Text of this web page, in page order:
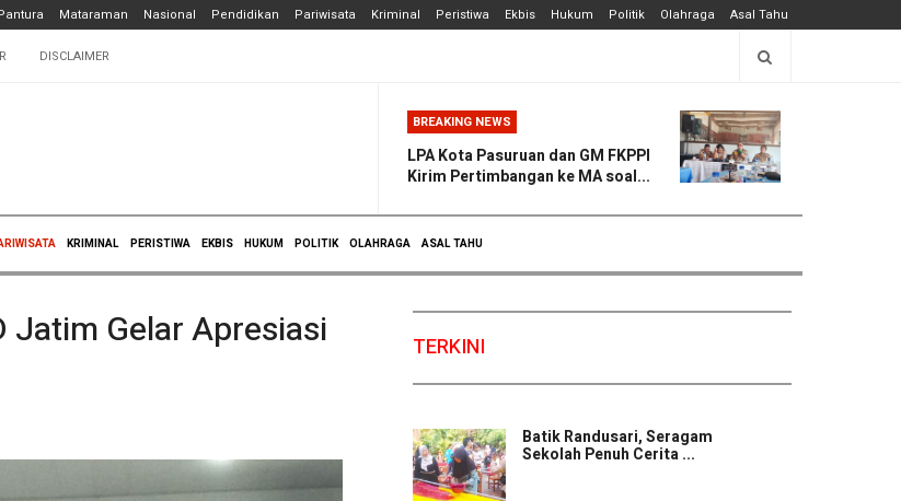
Mataraman Nasional Pendidikan Pariwisata Kriminal Peristiwa Ekbis Hukum Politik Olahraga Asal Tahu
DISCLAIMER
BREAKING NEWS
LPA Kota Pasuruan dan GM FKPPI
Kirim Pertimbangan ke MA soal...
KRIMINAL PERISTIWA EKBIS HUKUM POLITIK OLAHRAGA ASAL TAHU
Jatim Gelar Apresiasi
TERKINI
Batik Randusari, Seragam
Sekolah Penuh Cerita ...